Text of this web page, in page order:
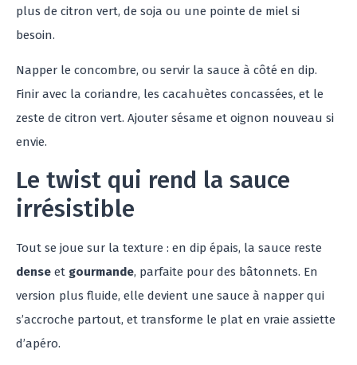
plus de citron vert, de soja ou une pointe de miel si
besoin.
Napper le concombre, ou servir la sauce à côté en dip.
Finir avec la coriandre, les cacahuètes concassées, et le
zeste de citron vert. Ajouter sésame et oignon nouveau si
envie.
Le twist qui rend la sauce
irrésistible
Tout se joue sur la texture : en dip épais, la sauce reste
dense et gourmande, parfaite pour des bâtonnets. En
version plus fluide, elle devient une sauce à napper qui
s’accroche partout, et transforme le plat en vraie assiette
d’apéro.